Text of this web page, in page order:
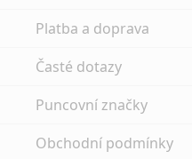
Platba a doprava
Časté dotazy
Puncovní značky
Obchodní podmínky